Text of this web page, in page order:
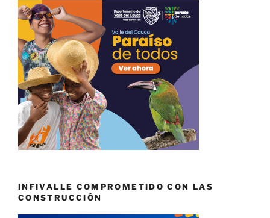
INFIVALLE COMPROMETIDO CON LAS
CONSTRUCCIÓN